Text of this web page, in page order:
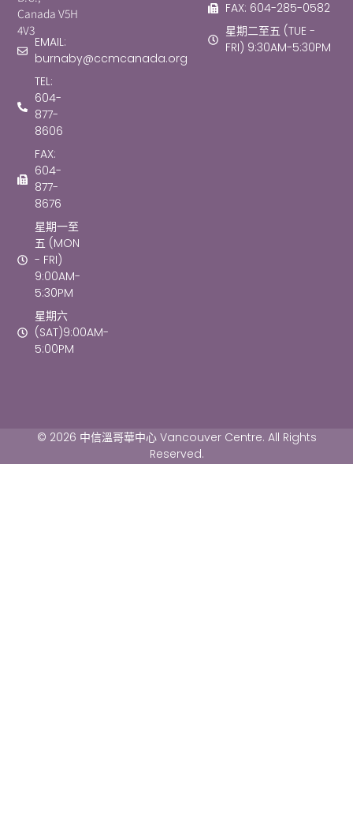
Canada V5H
4V3
EMAIL:
burnaby@ccmcanada.org
TEL:
604-
877-
8606
FAX:
604-
877-
8676
星期一至
五 (MON
- FRI)
9:00AM-
5:30PM
星期六
(SAT)9:00AM-
5:00PM
FAX: 604-285-0582
星期二至五 (TUE -
FRI) 9:30AM-5:30PM
© 2026 中信溫哥華中心 Vancouver Centre. All Rights
Reserved.